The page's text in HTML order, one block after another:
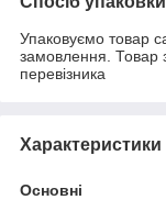
Упаковуємо товар
замовлення. Товар
перевізника
Характеристики
Основні